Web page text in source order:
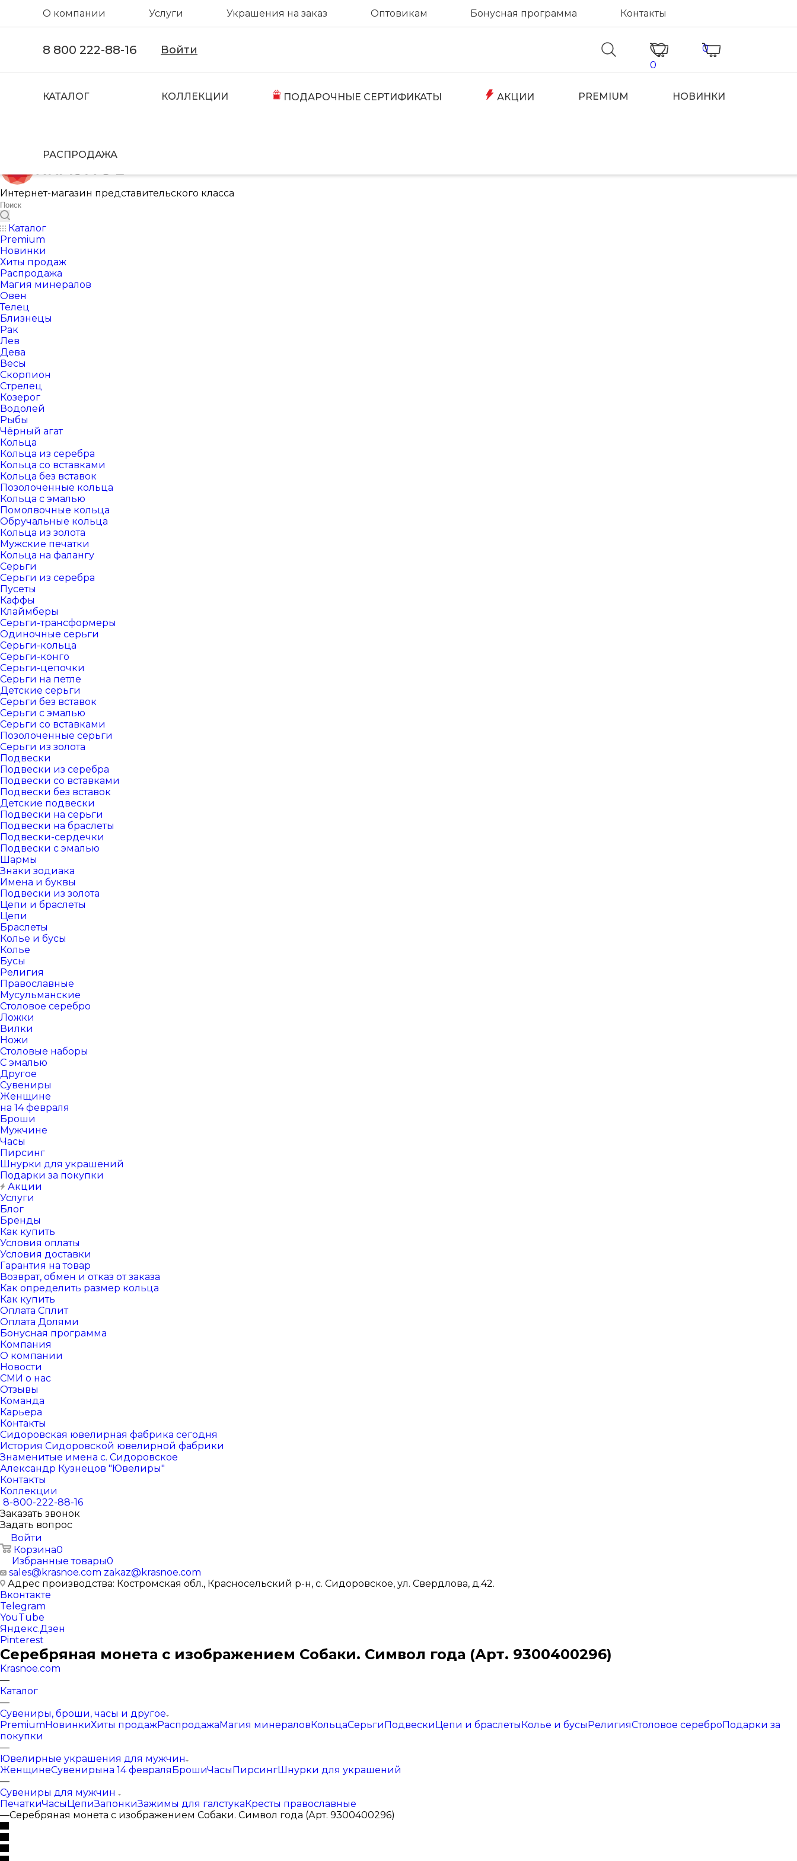
О компании Услуги Украшения на заказ Оптовикам Бонусная программа Контакты
8 800 222-88-16 Войти
0
0
КАТАЛОГ КОЛЛЕКЦИИ ПОДАРОЧНЫЕ СЕРТИФИКАТЫ АКЦИИ PREMIUM НОВИНКИ
РАСПРОДАЖА
Интернет-магазин представительского класса
Каталог
Premium
Новинки
Хиты продаж
Распродажа
Магия минералов
Овен
Телец
Близнецы
Рак
Лев
Дева
Весы
Скорпион
Стрелец
Козерог
Водолей
Рыбы
Чёрный агат
Кольца
Кольца из серебра
Кольца со вставками
Кольца без вставок
Позолоченные кольца
Кольца с эмалью
Помолвочные кольца
Обручальные кольца
Кольца из золота
Мужские печатки
Кольца на фалангу
Серьги
Серьги из серебра
Пусеты
Каффы
Клаймберы
Серьги-трансформеры
Одиночные серьги
Серьги-кольца
Серьги-конго
Серьги-цепочки
Серьги на петле
Детские серьги
Серьги без вставок
Серьги с эмалью
Серьги со вставками
Позолоченные серьги
Серьги из золота
Подвески
Подвески из серебра
Подвески со вставками
Подвески без вставок
Детские подвески
Подвески на серьги
Подвески на браслеты
Подвески-сердечки
Подвески с эмалью
Шармы
Знаки зодиака
Имена и буквы
Подвески из золота
Цепи и браслеты
Цепи
Браслеты
Колье и бусы
Колье
Бусы
Религия
Православные
Мусульманские
Столовое серебро
Ложки
Вилки
Ножи
Столовые наборы
С эмалью
Другое
Сувениры
Женщине
на 14 февраля
Броши
Мужчине
Часы
Пирсинг
Шнурки для украшений
Подарки за покупки
Акции
Услуги
Блог
Бренды
Как купить
Условия оплаты
Условия доставки
Гарантия на товар
Возврат, обмен и отказ от заказа
Как определить размер кольца
Как купить
Оплата Сплит
Оплата Долями
Бонусная программа
Компания
О компании
Новости
СМИ о нас
Отзывы
Команда
Карьера
Контакты
Сидоровская ювелирная фабрика сегодня
История Сидоровской ювелирной фабрики
Знаменитые имена с. Сидоровское
Александр Кузнецов "Ювелиры"
Контакты
Коллекции
8-800-222-88-16
Заказать звонок
Задать вопрос
Войти
Корзина0
Избранные товары0
sales@krasnoe.com zakaz@krasnoe.com
Адрес производства: Костромская обл., Красносельский р-н, с. Сидоровское, ул. Свердлова, д.42.
Вконтакте
Telegram
YouTube
Яндекс.Дзен
Pinterest
Серебряная монета с изображением Собаки. Символ года (Арт. 9300400296)
Krasnoe.com
—
Каталог
—
Сувениры, броши, часы и другое
PremiumНовинкиХиты продажРаспродажаМагия минераловКольцаСерьгиПодвескиЦепи и браслетыКолье и бусыРелигияСтоловое сереброПодарки за
покупки
—
Ювелирные украшения для мужчин
ЖенщинеСувенирына 14 февраляБрошиЧасыПирсингШнурки для украшений
—
Сувениры для мужчин
ПечаткиЧасыЦепиЗапонкиЗажимы для галстукаКресты православные
—Серебряная монета с изображением Собаки. Символ года (Арт. 9300400296)